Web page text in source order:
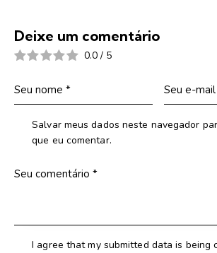
Deixe um comentário
0.0 / 5
Salvar meus dados neste navegador
que eu comentar.
I agree that my submitted data is being